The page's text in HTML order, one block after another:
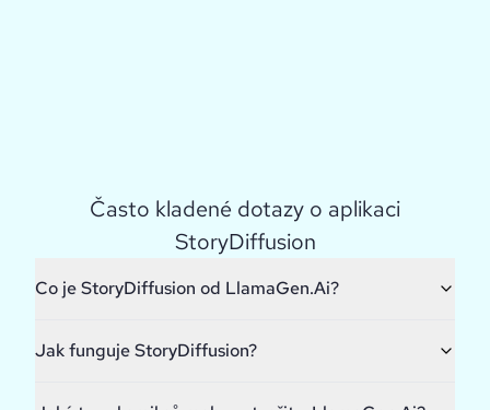
Často kladené dotazy o aplikaci
StoryDiffusion
Co je StoryDiffusion od LlamaGen.Ai?
Jak funguje StoryDiffusion?